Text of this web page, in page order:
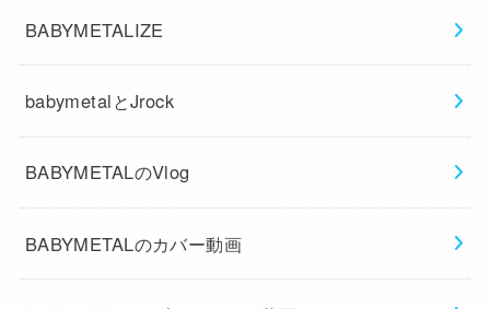
BABYMETALIZE
babymetalとJrock
BABYMETALのVlog
BABYMETALのカバー動画